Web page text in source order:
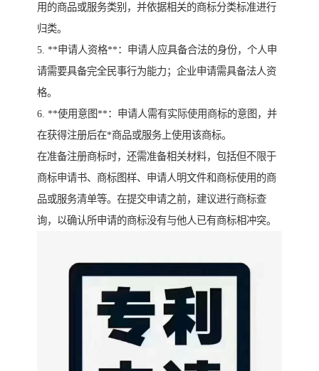
用的商品或服务类别，并依据相关的商标分类标准进行
归类。
5. **申请人资格**：申请人应具备合法的身份，个人申
请需要具备完全民事行为能力；企业申请需具备法人资
格。
6. **使用意图**：申请人需有实际使用商标的意图，并
在获得注册后在*商品或服务上使用该商标。
在准备注册商标时，还需准备相关材料，包括但不限于
商标申请书、商标图样、申请人明文件和商标使用的商
品或服务清单等。在提交申请之前，建议进行商标查
询，以确认所申请的商标没有与他人已有商标相冲突。